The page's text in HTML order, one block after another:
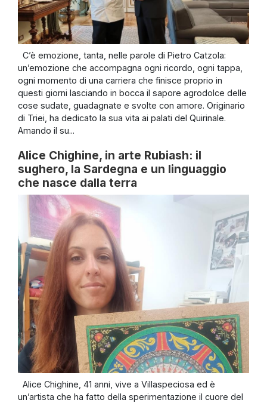
C’è emozione, tanta, nelle parole di Pietro Catzola:
un’emozione che accompagna ogni ricordo, ogni tappa,
ogni momento di una carriera che finisce proprio in
questi giorni lasciando in bocca il sapore agrodolce delle
cose sudate, guadagnate e svolte con amore. Originario
di Triei, ha dedicato la sua vita ai palati del Quirinale.
Amando il su...
Alice Chighine, in arte Rubiash: il
sughero, la Sardegna e un linguaggio
che nasce dalla terra
Alice Chighine, 41 anni, vive a Villaspeciosa ed è
un’artista che ha fatto della sperimentazione il cuore del